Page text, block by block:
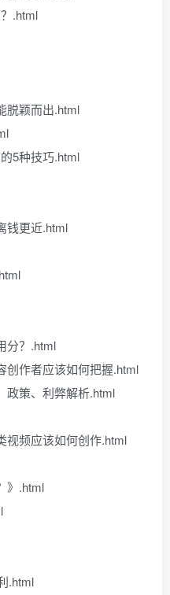
.html
脱颖而出.html
5种技巧.html
钱更近.html
分？.html
创作者应该如何把握.html
政策、利弊解析.html
视频应该如何创作.html
》.html
.html